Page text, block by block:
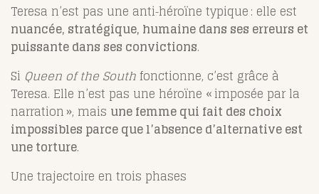
Teresa n’est pas une anti‑héroïne typique : elle est
nuancée, stratégique, humaine dans ses erreurs et
puissante dans ses convictions.
Si Queen of the Southfonctionne, c’est grâce à
Teresa. Elle n’est pas une héroïne « imposée par la
narration », mais une femme qui fait des choix
impossibles parce que l’absence d’alternative est
une torture.
Une trajectoire en trois phases